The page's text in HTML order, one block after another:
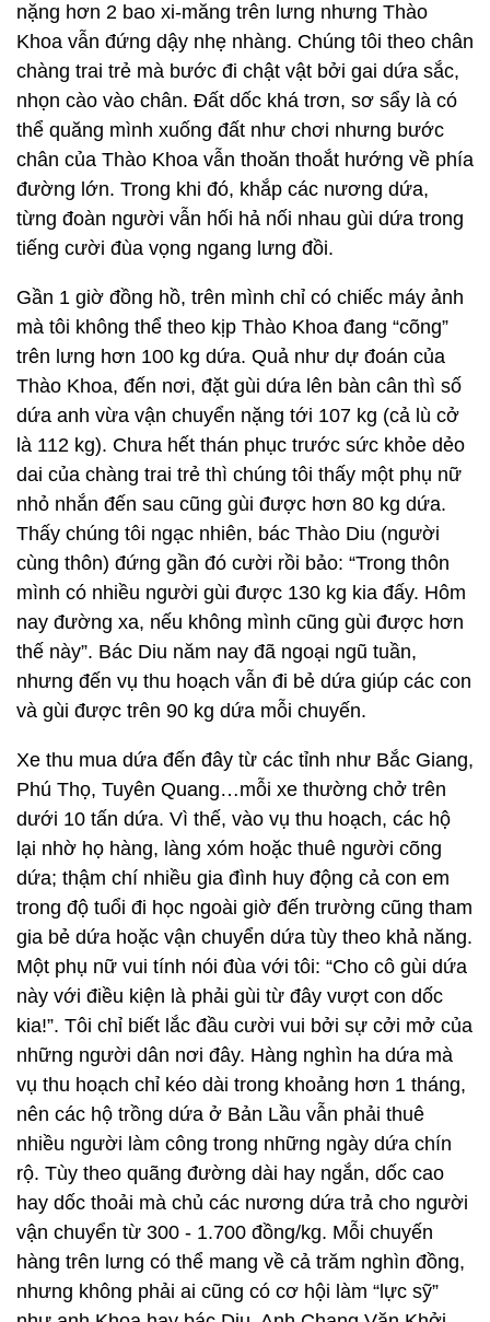
nặng hơn 2 bao xi-măng trên lưng nhưng Thào
Khoa vẫn đứng dậy nhẹ nhàng. Chúng tôi theo chân
chàng trai trẻ mà bước đi chật vật bởi gai dứa sắc,
nhọn cào vào chân. Đất dốc khá trơn, sơ sẩy là có
thể quăng mình xuống đất như chơi nhưng bước
chân của Thào Khoa vẫn thoăn thoắt hướng về phía
đường lớn. Trong khi đó, khắp các nương dứa,
từng đoàn người vẫn hối hả nối nhau gùi dứa trong
tiếng cười đùa vọng ngang lưng đồi.
Gần 1 giờ đồng hồ, trên mình chỉ có chiếc máy ảnh
mà tôi không thể theo kịp Thào Khoa đang “cõng”
trên lưng hơn 100 kg dứa. Quả như dự đoán của
Thào Khoa, đến nơi, đặt gùi dứa lên bàn cân thì số
dứa anh vừa vận chuyển nặng tới 107 kg (cả lù cở
là 112 kg). Chưa hết thán phục trước sức khỏe dẻo
dai của chàng trai trẻ thì chúng tôi thấy một phụ nữ
nhỏ nhắn đến sau cũng gùi được hơn 80 kg dứa.
Thấy chúng tôi ngạc nhiên, bác Thào Diu (người
cùng thôn) đứng gần đó cười rồi bảo: “Trong thôn
mình có nhiều người gùi được 130 kg kia đấy. Hôm
nay đường xa, nếu không mình cũng gùi được hơn
thế này”. Bác Diu năm nay đã ngoại ngũ tuần,
nhưng đến vụ thu hoạch vẫn đi bẻ dứa giúp các con
và gùi được trên 90 kg dứa mỗi chuyến.
Xe thu mua dứa đến đây từ các tỉnh như Bắc Giang,
Phú Thọ, Tuyên Quang…mỗi xe thường chở trên
dưới 10 tấn dứa. Vì thế, vào vụ thu hoạch, các hộ
lại nhờ họ hàng, làng xóm hoặc thuê người cõng
dứa; thậm chí nhiều gia đình huy động cả con em
trong độ tuổi đi học ngoài giờ đến trường cũng tham
gia bẻ dứa hoặc vận chuyển dứa tùy theo khả năng.
Một phụ nữ vui tính nói đùa với tôi: “Cho cô gùi dứa
này với điều kiện là phải gùi từ đây vượt con dốc
kia!”. Tôi chỉ biết lắc đầu cười vui bởi sự cởi mở của
những người dân nơi đây. Hàng nghìn ha dứa mà
vụ thu hoạch chỉ kéo dài trong khoảng hơn 1 tháng,
nên các hộ trồng dứa ở Bản Lầu vẫn phải thuê
nhiều người làm công trong những ngày dứa chín
rộ. Tùy theo quãng đường dài hay ngắn, dốc cao
hay dốc thoải mà chủ các nương dứa trả cho người
vận chuyển từ 300 - 1.700 đồng/kg. Mỗi chuyến
hàng trên lưng có thể mang về cả trăm nghìn đồng,
nhưng không phải ai cũng có cơ hội làm “lực sỹ”